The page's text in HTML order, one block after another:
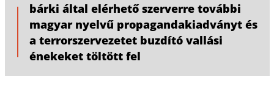
bárki által elérhető szerverre további
magyar nyelvű propagandakiadványt és
a terrorszervezetet buzdító vallási
énekeket töltött fel